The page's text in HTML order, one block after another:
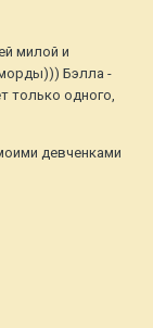
милой и
Бэлла -
только одного,
девченками